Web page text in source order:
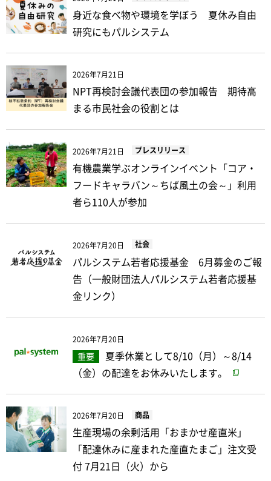
身近な食べ物や環境を学ぼう 夏休み自由
研究にもパルシステム
2026年7月21日
NPT再検討会議代表団の参加報告 期待高
まる市民社会の役割とは
2026年7月21日 プレスリリース
有機農業学ぶオンラインイベント「コア・
フードキャラバン～ちば風土の会～」利用
者ら110人が参加
2026年7月20日 社会
パルシステム若者応援基金 6月募金のご報
告（一般財団法人パルシステム若者応援基
金リンク）
2026年7月20日
重要
夏季休業として8/10（月）～8/14
（金）の配達をお休みいたします。
2026年7月20日 商品
生産現場の余剰活用「おまかせ産直米」
「配達休みに産まれた産直たまご」注文受
付 7月21日（火）から